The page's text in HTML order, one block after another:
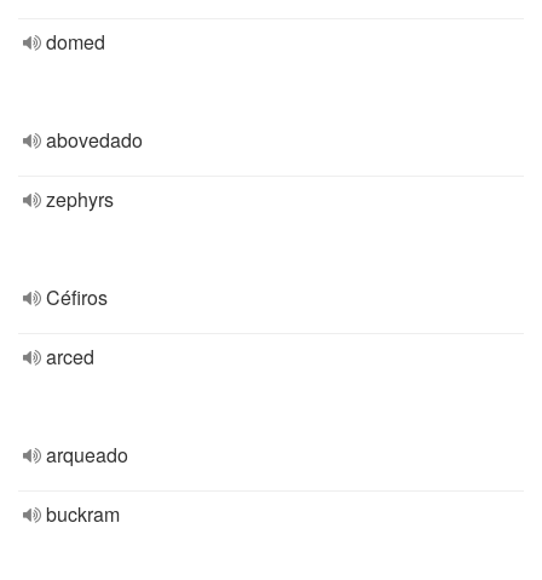
domed
abovedado
zephyrs
Céfiros
arced
arqueado
buckram